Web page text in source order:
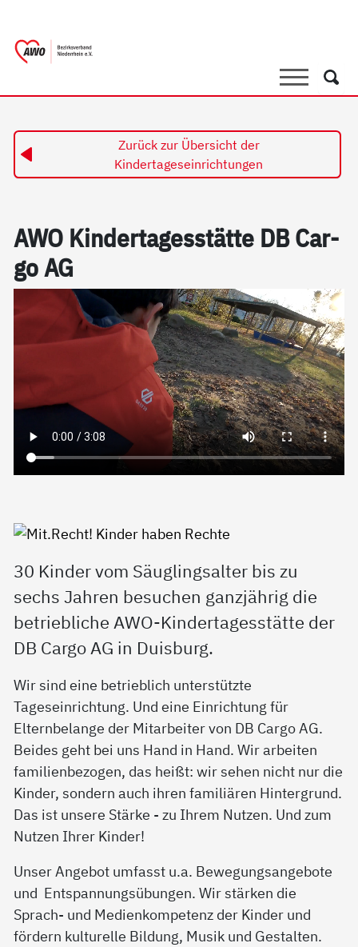
SucheSuche
Zurück zur Übersicht der
Kindertageseinrichtungen
AWO Kin­der­ta­ges­stät­te DB Car­
go AG
30 Kinder vom Säuglingsalter bis zu
sechs Jahren besuchen ganzjährig die
betriebliche AWO-Kindertagesstätte der
DB Cargo AG in Duisburg.
Wir sind eine betrieblich unterstützte
Tageseinrichtung. Und eine Einrichtung für
Elternbelange der Mitarbeiter von DB Cargo AG.
Beides geht bei uns Hand in Hand. Wir arbeiten
familienbezogen, das heißt: wir sehen nicht nur die
Kinder, sondern auch ihren familiären Hintergrund.
Das ist unsere Stärke - zu Ihrem Nutzen. Und zum
Nutzen Ihrer Kinder!
Unser Angebot umfasst u.a. Bewegungsangebote
und Entspannungsübungen. Wir stärken die
Sprach- und Medienkompetenz der Kinder und
fördern kulturelle Bildung, Musik und Gestalten.